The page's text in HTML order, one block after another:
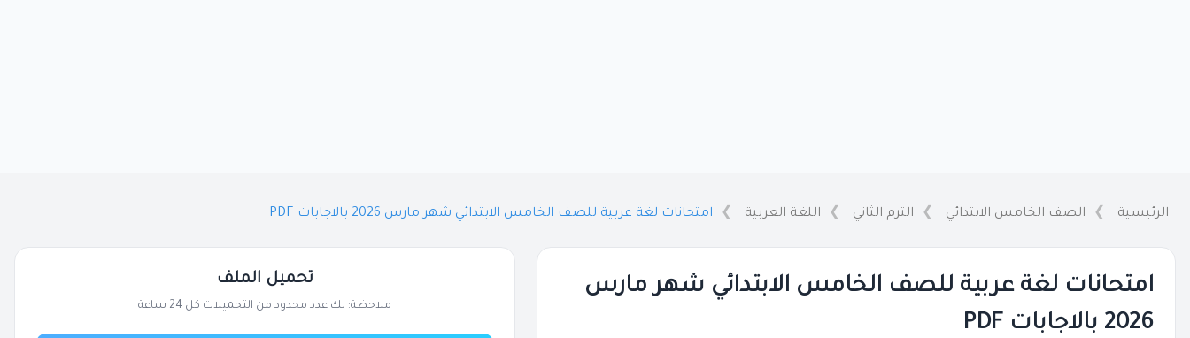
الرئيسية الصف الخامس الابتدائي الترم الثاني اللغة العربية امتحانات لغة عربية للصف الخامس الابتدائي شهر مارس 2026 بالاجابات PDF
امتحانات لغة عربية للصف الخامس الابتدائي شهر مارس
2026 بالاجابات PDF
تحميل الملف
ملاحظة: لك عدد محدود من التحميلات كل 24 ساعة